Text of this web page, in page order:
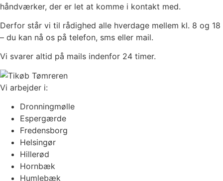
håndværker, der er let at komme i kontakt med.
Derfor står vi til rådighed alle hverdage mellem kl. 8 og 18
– du kan nå os på telefon, sms eller mail.
Vi svarer altid på mails indenfor 24 timer.
Vi arbejder i:
Dronningmølle
Espergærde
Fredensborg
Helsingør
Hillerød
Hornbæk
Humlebæk